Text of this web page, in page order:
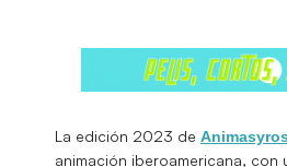
La edición 2023 de Animasyros
animación iberoamericana, con